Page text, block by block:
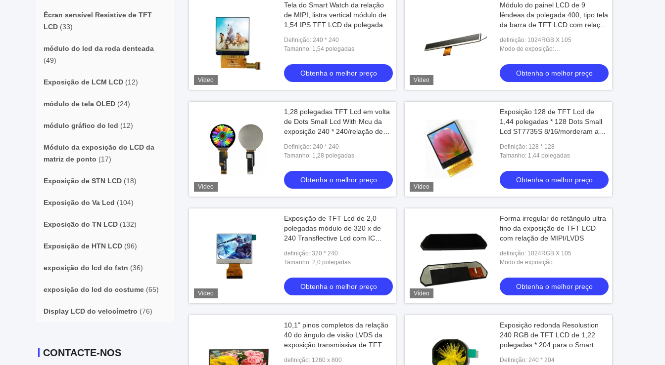
Écran sensível Resistive de TFT
LCD (33)
módulo do lcd da roda denteada
(49)
Exposição de LCM LCD (12)
módulo de tela OLED (24)
módulo gráfico do lcd (12)
Módulo da exposição do LCD da
matriz de ponto (17)
Exposição de STN LCD (18)
Exposição do Va Lcd (104)
Exposição do TN LCD (132)
Exposição de HTN LCD (96)
exposição do lcd do fstn (36)
exposição do lcd do costume (65)
Display LCD do velocímetro (76)
CONTACTE-NOS
Vídeo
Tela do Smart Watch da relação
de MIPI, listra vertical módulo de
1,54 IPS TFT LCD da polegada
Definição: 240 * 240
Tamanho: 1,54 polegadas
Obtenha o melhor preço
Vídeo
Módulo do painel LCD de 9
lêndeas da polegada 400, tipo tela
da barra de TFT LCD com relação
definição: 1024RGB X 105
Modo de exposição:
Obtenha o melhor preço
Vídeo
1,28 polegadas TFT Lcd em volta
de Dots Small Lcd With Mcu da
exposição 240 * 240/relação de
Definição: 240 * 240
Tamanho: 1,28 polegadas
Obtenha o melhor preço
Vídeo
Exposição 128 de TFT Lcd de
1,44 polegadas * 128 Dots Small
Lcd ST7735S 8/16/morderam a
Definição: 128 * 128
Tamanho: 1,44 polegadas
Obtenha o melhor preço
Vídeo
Exposição de TFT Lcd de 2,0
polegadas módulo de 320 x de
240 Transflective Lcd com IC
exterior
definição: 320 * 240
Tamanho: 2,0 polegadas
Obtenha o melhor preço
Vídeo
Forma irregular do retângulo ultra
fino da exposição de TFT LCD
com relação de MIPI/LVDS
definição: 1024RGB X 105
Modo de exposição:
Obtenha o melhor preço
10,1” pinos completos da relação
40 do ângulo de visão LVDS da
exposição transmissiva de TFT
definição: 1280 x 800
Exposição redonda Resolustion
240 RGB de TFT LCD de 1,22
polegadas * 204 para o Smart
Definição: 240 * 204